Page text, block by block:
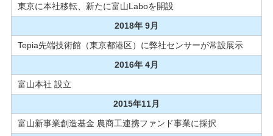
東京に本社移転、新たに富山Laboを開設
2018年 9月
Tepia先端技術館（東京都港区）に弊社センサーが常設展示
2016年 4月
富山本社 設立
2015年11月
富山新事業創造基金 農商工連携ファンド事業に採択